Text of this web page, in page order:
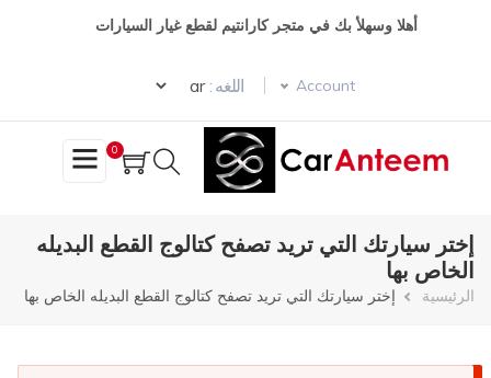
أهلا وسهلأ بك في متجر كارانتيم لقطع غيار السيارات
Account اللغه :
Select your language
0
إختر سيارتك التي تريد تصفح كتالوج القطع البديله
الخاص بها
مسار
الرئيسية إختر سيارتك التي تريد تصفح كتالوج القطع البديله الخاص بها